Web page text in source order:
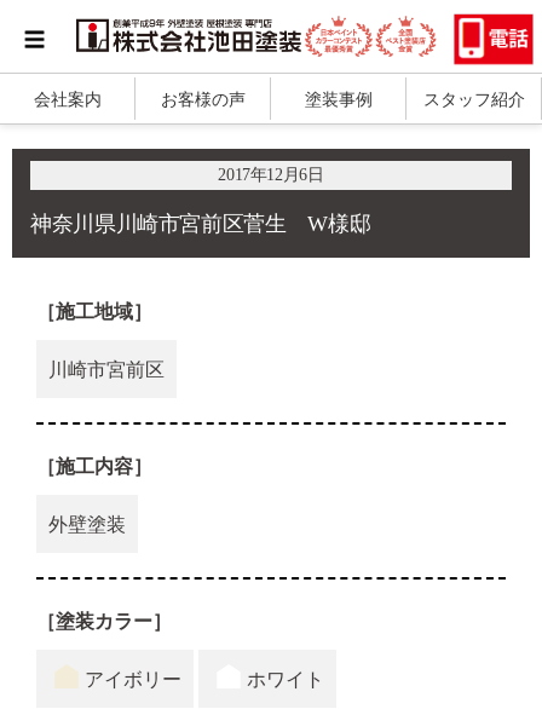
会社案内 お客様の声 塗装事例 スタッフ紹介
2017年12月6日
神奈川県川崎市宮前区菅生 W様邸
［施工地域］
川崎市宮前区
［施工内容］
外壁塗装
［塗装カラー］
アイボリー ホワイト